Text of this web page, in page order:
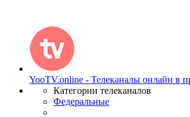
YooTV.online - Телеканалы онлайн в
Категории телеканалов
Федеральные